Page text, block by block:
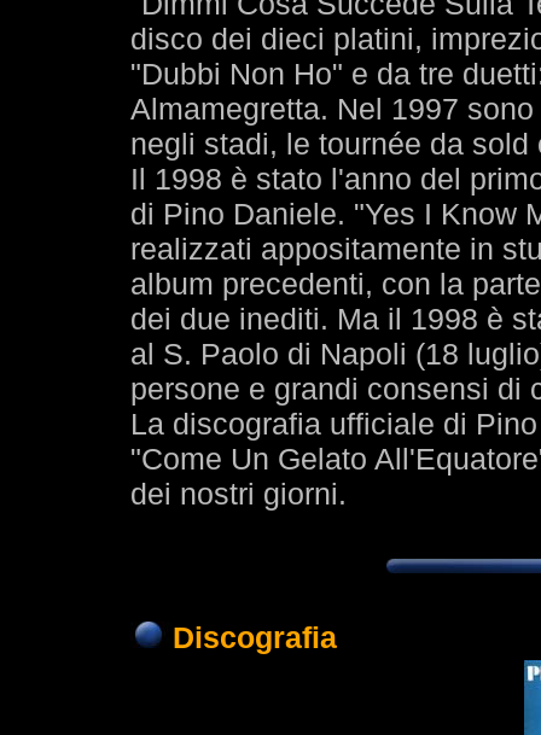
disco dei dieci platini,
"Dubbi Non Ho" e da tre
Almamegretta. Nel 1997
negli stadi, le tournée da
Il 1998 è stato l'anno del
di Pino Daniele. "Yes I Know
realizzati appositamente in
album precedenti, con la
dei due inediti. Ma il 1998 è
al S. Paolo di Napoli (18
persone e grandi consensi di
La discografia ufficiale di
"Come Un Gelato
dei nostri giorni.
Discografia